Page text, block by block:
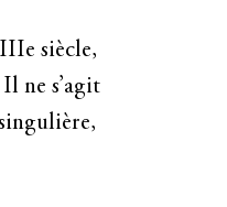
d'art
siècle,
ne s’agit